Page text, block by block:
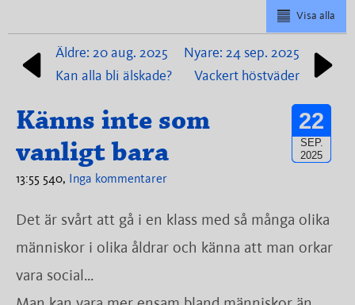
Visa alla
Äldre: 20 aug. 2025
Kan alla bli älskade?
Nyare: 24 sep. 2025
Vackert höstväder
22
SEP.
2025
Känns inte som
vanligt bara
13:55 540, Inga kommentarer
Det är svårt att gå i en klass med så många olika
människor i olika åldrar och känna att man orkar
vara social...